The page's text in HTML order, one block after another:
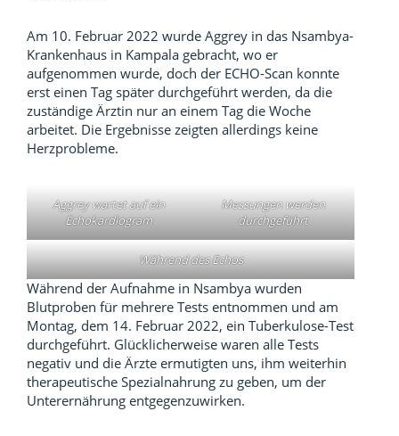
Am 10. Februar 2022 wurde Aggrey in das Nsambya-
Krankenhaus in Kampala gebracht, wo er
aufgenommen wurde, doch der ECHO-Scan konnte
erst einen Tag später durchgeführt werden, da die
zuständige Ärztin nur an einem Tag die Woche
arbeitet. Die Ergebnisse zeigten allerdings keine
Herzprobleme.
Aggrey wartet auf ein
Echokardiogram
Messungen werden
durchgeführt
Während des Echos
Während der Aufnahme in Nsambya wurden
Blutproben für mehrere Tests entnommen und am
Montag, dem 14. Februar 2022, ein Tuberkulose-Test
durchgeführt. Glücklicherweise waren alle Tests
negativ und die Ärzte ermutigten uns, ihm weiterhin
therapeutische Spezialnahrung zu geben, um der
Unterernährung entgegenzuwirken.